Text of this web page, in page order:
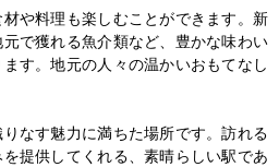
や料理も楽しむことができます。新
で獲れる魚介類など、豊かな味わい
す。地元の人々の温かいおもてなし
なす魅力に満ちた場所です。訪れる
提供してくれる、素晴らしい駅であ